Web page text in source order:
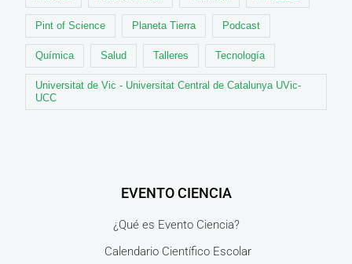
Pint of Science Planeta Tierra Podcast
Química Salud Talleres Tecnología
Universitat de Vic - Universitat Central de Catalunya UVic-
UCC
EVENTO CIENCIA
¿Qué es Evento Ciencia?
Calendario Científico Escolar